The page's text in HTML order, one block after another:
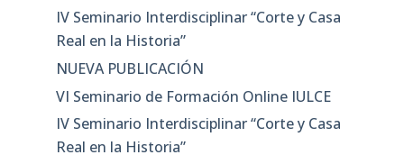
IV Seminario Interdisciplinar “Corte y Casa
Real en la Historia”
NUEVA PUBLICACIÓN
VI Seminario de Formación Online IULCE
IV Seminario Interdisciplinar “Corte y Casa
Real en la Historia”